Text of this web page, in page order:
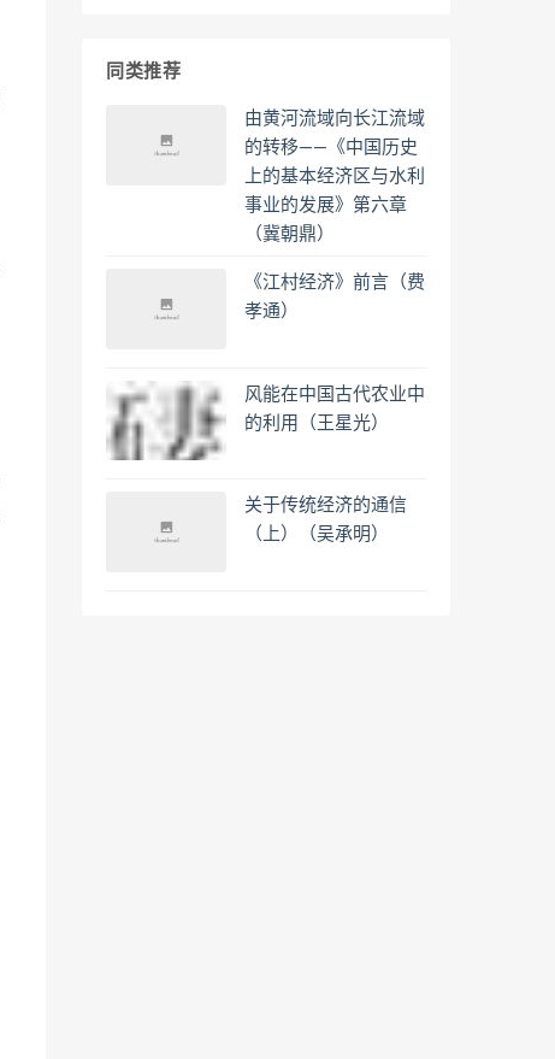
同类推荐
由黄河流域向长江流域
的转移——《中国历史
上的基本经济区与水利
事业的发展》第六章
（冀朝鼎）
《江村经济》前言（费
孝通）
风能在中国古代农业中
的利用（王星光）
关于传统经济的通信
（上）（吴承明）